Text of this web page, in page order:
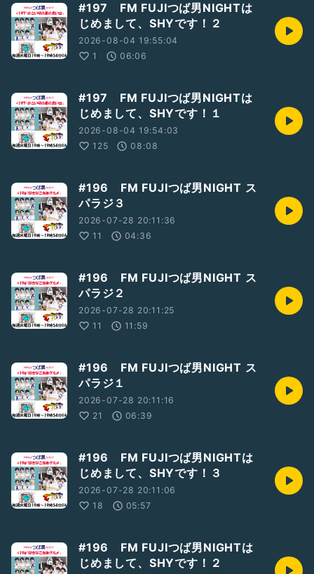
#197 FM FUJIつば男NIGHTは
じめまして、SHYです！２
2026-08-04 19:55:04
1
06:06
#197 FM FUJIつば男NIGHTは
じめまして、SHYです！１
2026-08-04 19:54:03
125
08:08
#196 FM FUJIつば男NIGHT ス
パラジ３
2026-07-28 20:11:36
11
04:36
#196 FM FUJIつば男NIGHT ス
パラジ２
2026-07-28 20:11:25
11
11:59
#196 FM FUJIつば男NIGHT ス
パラジ１
2026-07-28 20:11:16
21
06:39
#196 FM FUJIつば男NIGHTは
じめまして、SHYです！３
2026-07-28 20:11:06
18
05:57
#196 FM FUJIつば男NIGHTは
じめまして、SHYです！２